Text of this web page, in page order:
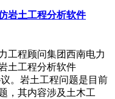
岩土工程分析软件
工程顾问集团西南电力
土工程分析软件
。岩土工程问题是目前
，其内容涉及土木工